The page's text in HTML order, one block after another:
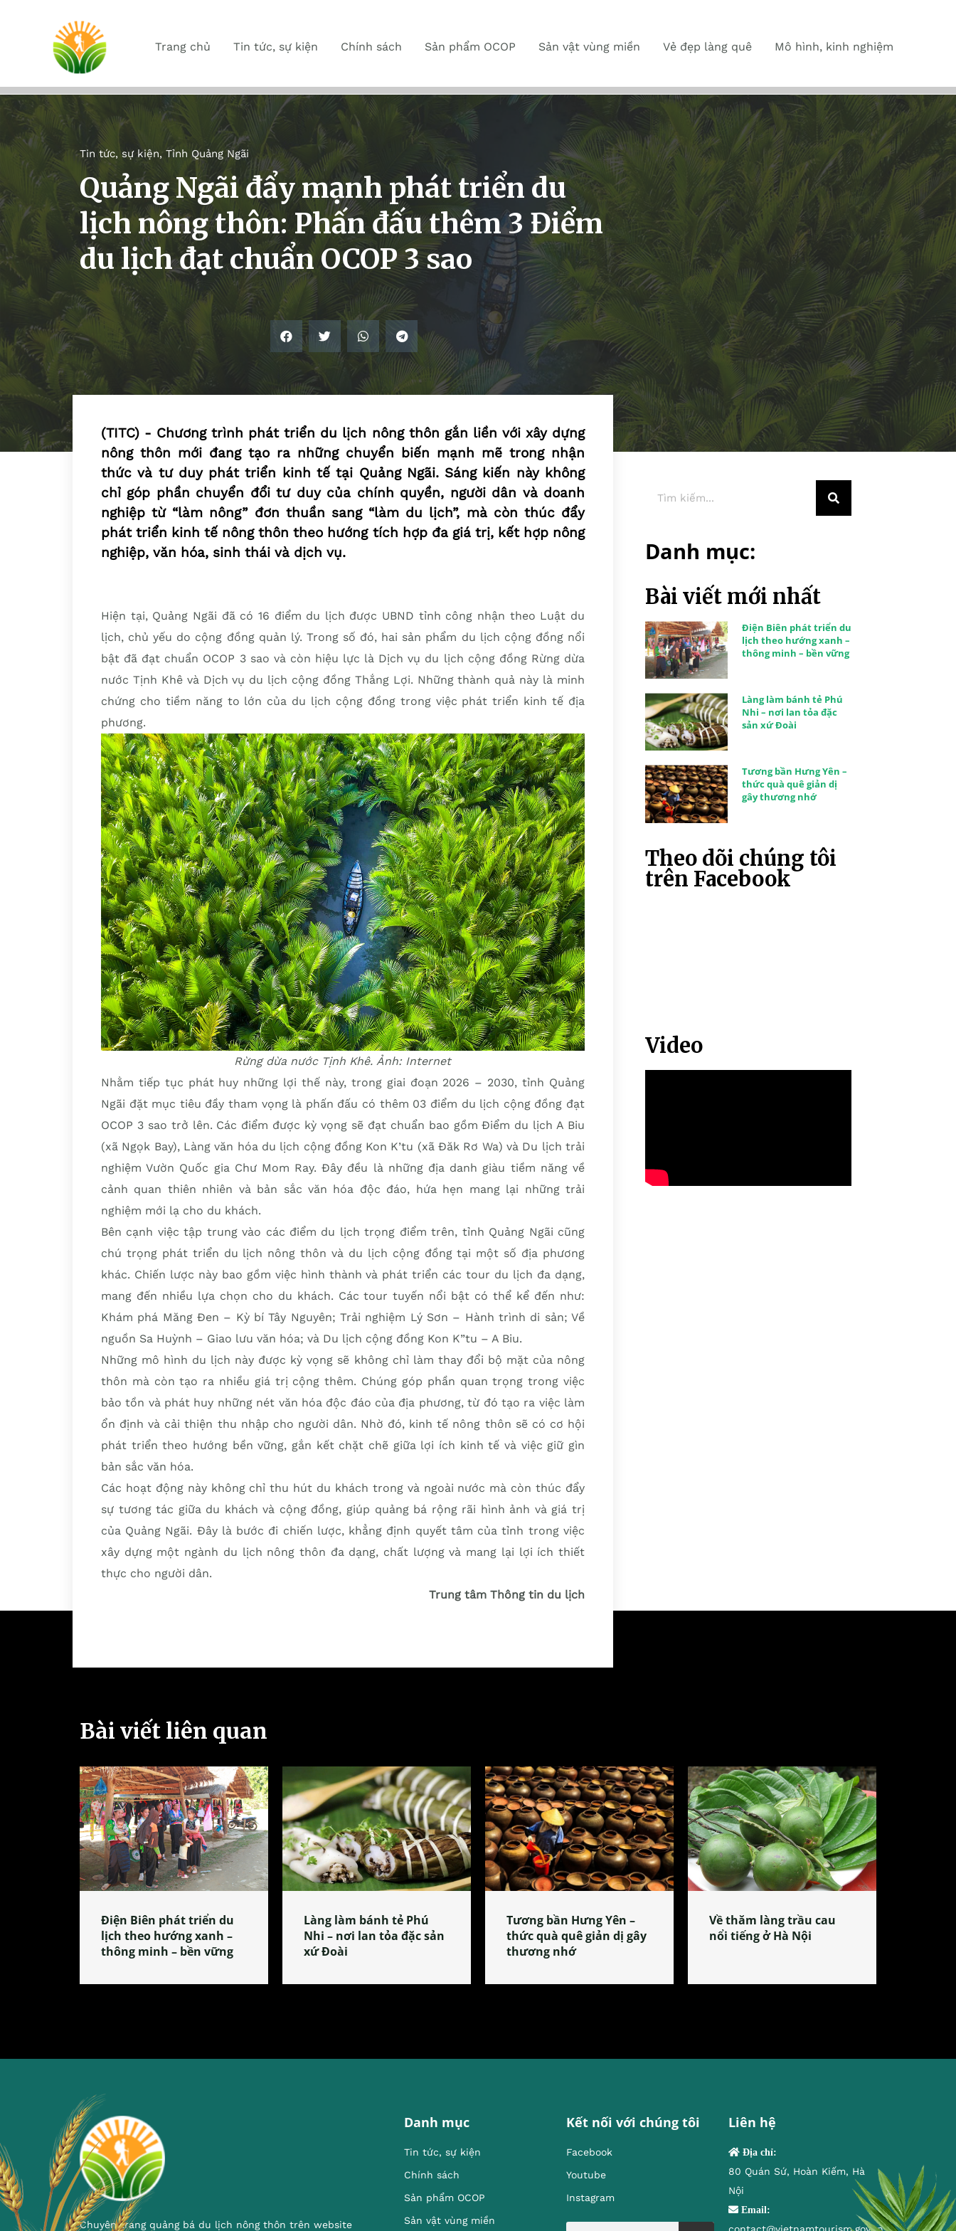
Trang chủ Tin tức, sự kiện Chính sách Sản phẩm OCOP Sản vật vùng miền Vẻ đẹp làng quê Mô hình, kinh nghiệm
Tin tức, sự kiện, Tỉnh Quảng Ngãi
Quảng Ngãi đẩy mạnh phát triển du
lịch nông thôn: Phấn đấu thêm 3 Điểm
du lịch đạt chuẩn OCOP 3 sao
(TITC) - Chương trình phát triển du lịch nông thôn gắn liền với xây dựng
nông thôn mới đang tạo ra những chuyển biến mạnh mẽ trong nhận
thức và tư duy phát triển kinh tế tại Quảng Ngãi. Sáng kiến này không
chỉ góp phần chuyển đổi tư duy của chính quyền, người dân và doanh
nghiệp từ “làm nông” đơn thuần sang “làm du lịch”, mà còn thúc đẩy
phát triển kinh tế nông thôn theo hướng tích hợp đa giá trị, kết hợp nông
nghiệp, văn hóa, sinh thái và dịch vụ.
Hiện tại, Quảng Ngãi đã có 16 điểm du lịch được UBND tỉnh công nhận theo Luật du
lịch, chủ yếu do cộng đồng quản lý. Trong số đó, hai sản phẩm du lịch cộng đồng nổi
bật đã đạt chuẩn OCOP 3 sao và còn hiệu lực là Dịch vụ du lịch cộng đồng Rừng dừa
nước Tịnh Khê và Dịch vụ du lịch cộng đồng Thắng Lợi. Những thành quả này là minh
chứng cho tiềm năng to lớn của du lịch cộng đồng trong việc phát triển kinh tế địa
phương.
Rừng dừa nước Tịnh Khê. Ảnh: Internet
Nhằm tiếp tục phát huy những lợi thế này, trong giai đoạn 2026 – 2030, tỉnh Quảng
Ngãi đặt mục tiêu đầy tham vọng là phấn đấu có thêm 03 điểm du lịch cộng đồng đạt
OCOP 3 sao trở lên. Các điểm được kỳ vọng sẽ đạt chuẩn bao gồm Điểm du lịch A Biu
(xã Ngọk Bay), Làng văn hóa du lịch cộng đồng Kon K’tu (xã Đăk Rơ Wa) và Du lịch trải
nghiệm Vườn Quốc gia Chư Mom Ray. Đây đều là những địa danh giàu tiềm năng về
cảnh quan thiên nhiên và bản sắc văn hóa độc đáo, hứa hẹn mang lại những trải
nghiệm mới lạ cho du khách.
Bên cạnh việc tập trung vào các điểm du lịch trọng điểm trên, tỉnh Quảng Ngãi cũng
chú trọng phát triển du lịch nông thôn và du lịch cộng đồng tại một số địa phương
khác. Chiến lược này bao gồm việc hình thành và phát triển các tour du lịch đa dạng,
mang đến nhiều lựa chọn cho du khách. Các tour tuyến nổi bật có thể kể đến như:
Khám phá Măng Đen – Kỳ bí Tây Nguyên; Trải nghiệm Lý Sơn – Hành trình di sản; Về
nguồn Sa Huỳnh – Giao lưu văn hóa; và Du lịch cộng đồng Kon K”tu – A Biu.
Những mô hình du lịch này được kỳ vọng sẽ không chỉ làm thay đổi bộ mặt của nông
thôn mà còn tạo ra nhiều giá trị cộng thêm. Chúng góp phần quan trọng trong việc
bảo tồn và phát huy những nét văn hóa độc đáo của địa phương, từ đó tạo ra việc làm
ổn định và cải thiện thu nhập cho người dân. Nhờ đó, kinh tế nông thôn sẽ có cơ hội
phát triển theo hướng bền vững, gắn kết chặt chẽ giữa lợi ích kinh tế và việc giữ gìn
bản sắc văn hóa.
Các hoạt động này không chỉ thu hút du khách trong và ngoài nước mà còn thúc đẩy
sự tương tác giữa du khách và cộng đồng, giúp quảng bá rộng rãi hình ảnh và giá trị
của Quảng Ngãi. Đây là bước đi chiến lược, khẳng định quyết tâm của tỉnh trong việc
xây dựng một ngành du lịch nông thôn đa dạng, chất lượng và mang lại lợi ích thiết
thực cho người dân.
Trung tâm Thông tin du lịch
Danh mục:
Bài viết mới nhất
Điện Biên phát triển du
lịch theo hướng xanh –
thông minh – bền vững
Làng làm bánh tẻ Phú
Nhi – nơi lan tỏa đặc
sản xứ Đoài
Tương bần Hưng Yên –
thức quà quê giản dị
gây thương nhớ
Theo dõi chúng tôi
trên Facebook
Video
Bài viết liên quan
Điện Biên phát triển du
lịch theo hướng xanh –
thông minh – bền vững
Làng làm bánh tẻ Phú
Nhi – nơi lan tỏa đặc sản
xứ Đoài
Tương bần Hưng Yên –
thức quà quê giản dị gây
thương nhớ
Về thăm làng trầu cau
nổi tiếng ở Hà Nội
Chuyên trang quảng bá du lịch nông thôn trên website
Danh mục
Tin tức, sự kiện
Chính sách
Sản phẩm OCOP
Sản vật vùng miền
Kết nối với chúng tôi
Facebook
Youtube
Instagram
Liên hệ
Địa chỉ:
80 Quán Sứ, Hoàn Kiếm, Hà
Nội
Email: